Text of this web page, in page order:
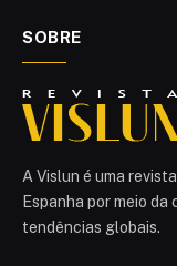
SOBRE
A Vislun é uma
Espanha por meio
tendências globais.